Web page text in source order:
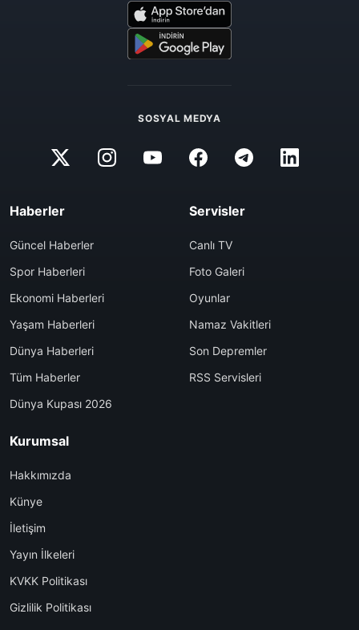
SOSYAL MEDYA
Haberler
Güncel Haberler
Spor Haberleri
Ekonomi Haberleri
Yaşam Haberleri
Dünya Haberleri
Tüm Haberler
Dünya Kupası 2026
Servisler
Canlı TV
Foto Galeri
Oyunlar
Namaz Vakitleri
Son Depremler
RSS Servisleri
Kurumsal
Hakkımızda
Künye
İletişim
Yayın İlkeleri
KVKK Politikası
Gizlilik Politikası